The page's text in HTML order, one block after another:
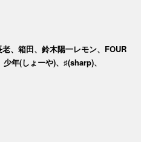
、箱田、鈴木陽一レモン、FOUR
年(しょーや)、♯(sharp)、